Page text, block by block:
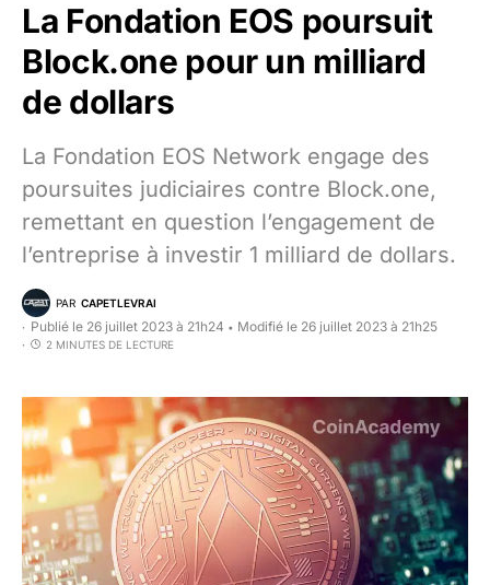
La Fondation EOS poursuit
Block.one pour un milliard
de dollars
La Fondation EOS Network engage des
poursuites judiciaires contre Block.one,
remettant en question l’engagement de
l’entreprise à investir 1 milliard de dollars.
PAR CAPETLEVRAI
Publié le 26 juillet 2023 à 21h24 • Modifié le 26 juillet 2023 à 21h25
2 MINUTES DE LECTURE